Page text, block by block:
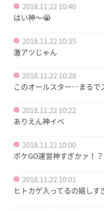
2018.11.22 10:40
はい神〜😭
2018.11.22 10:35
激アツじゃん
2018.11.22 10:28
このオールスター…まるで
2018.11.22 10:22
ありえん神イベ
2018.11.22 10:00
ポケGO運営神すぎかァ！？
2018.11.22 10:01
ヒトカゲ入ってるの嬉しす